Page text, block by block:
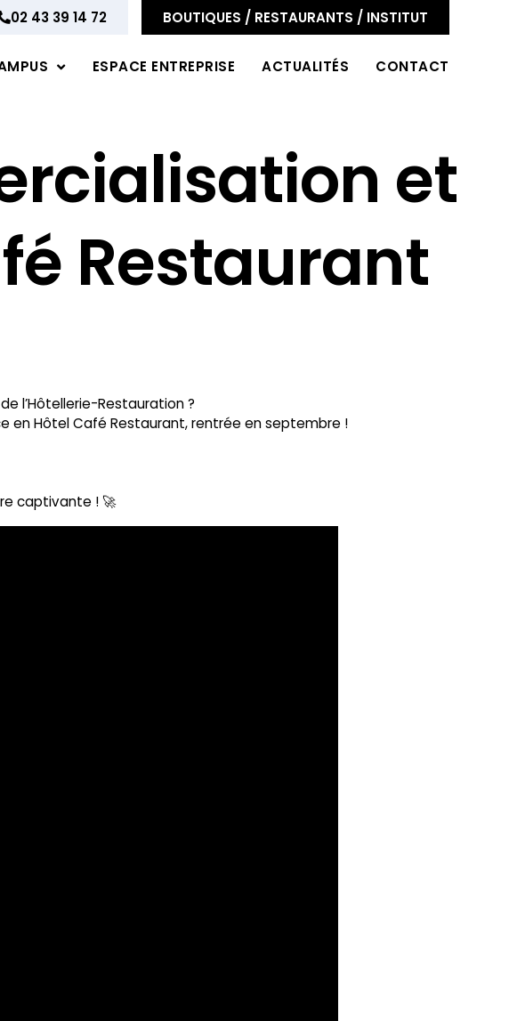
02 43 39 14 72 BOUTIQUES / RESTAURANTS / INSTITUT
ESPACE ENTREPRISE ACTUALITÉS CONTACT
et
Restaurant
l’Hôtellerie-Restauration ?
en Hôtel Café Restaurant, rentrée en septembre !
captivante ! 🚀